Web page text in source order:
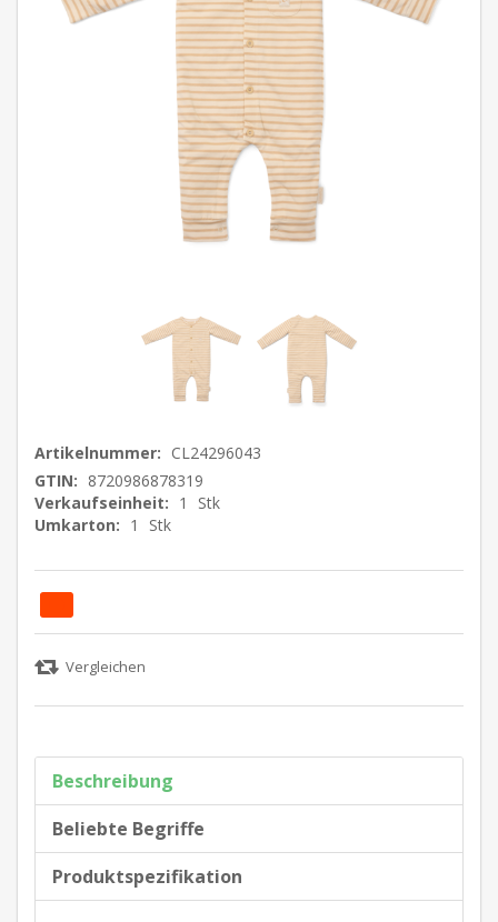
Artikelnummer: CL24296043
GTIN: 8720986878319
Verkaufseinheit: 1
Stk
Umkarton: 1 Stk
Beschreibung
Beliebte Begriffe
Produktspezifikation